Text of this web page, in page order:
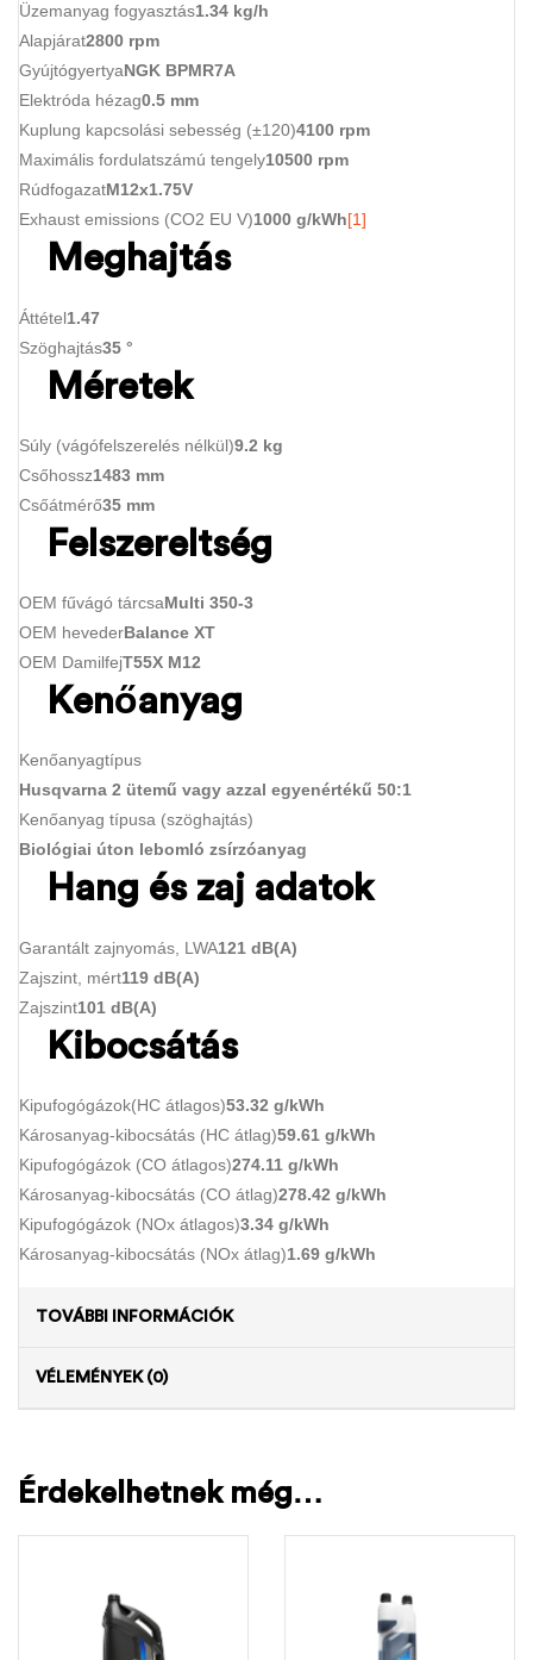
Üzemanyag fogyasztás1.34 kg/h
Alapjárat2800 rpm
GyújtógyertyaNGK BPMR7A
Elektróda hézag0.5 mm
Kuplung kapcsolási sebesség (±120)4100 rpm
Maximális fordulatszámú tengely10500 rpm
RúdfogazatM12x1.75V
Exhaust emissions (CO2 EU V)1000 g/kWh[1]
Meghajtás
Áttétel1.47
Szöghajtás35 °
Méretek
Súly (vágófelszerelés nélkül)9.2 kg
Csőhossz1483 mm
Csőátmérő35 mm
Felszereltség
OEM fűvágó tárcsaMulti 350-3
OEM hevederBalance XT
OEM DamilfejT55X M12
Kenőanyag
Kenőanyagtípus
Husqvarna 2 ütemű vagy azzal egyenértékű 50:1
Kenőanyag típusa (szöghajtás)
Biológiai úton lebomló zsírzóanyag
Hang és zaj adatok
Garantált zajnyomás, LWA121 dB(A)
Zajszint, mért119 dB(A)
Zajszint101 dB(A)
Kibocsátás
Kipufogógázok(HC átlagos)53.32 g/kWh
Károsanyag-kibocsátás (HC átlag)59.61 g/kWh
Kipufogógázok (CO átlagos)274.11 g/kWh
Károsanyag-kibocsátás (CO átlag)278.42 g/kWh
Kipufogógázok (NOx átlagos)3.34 g/kWh
Károsanyag-kibocsátás (NOx átlag)1.69 g/kWh
TOVÁBBI INFORMÁCIÓK
VÉLEMÉNYEK (0)
Érdekelhetnek még…